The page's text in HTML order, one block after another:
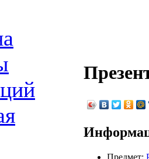
Предмет: